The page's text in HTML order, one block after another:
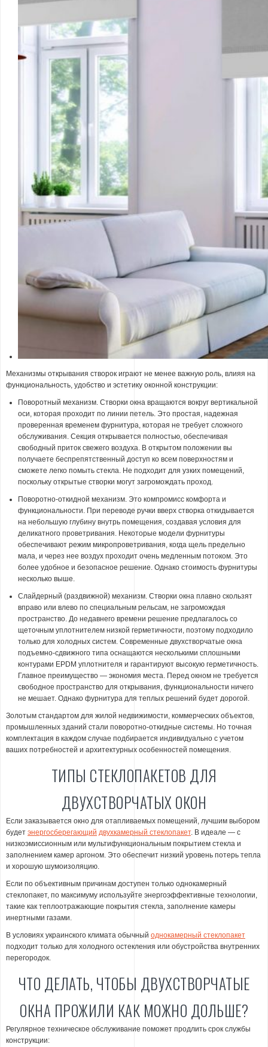
Механизмы открывания створок играют не менее важную роль, влияя на
функциональность, удобство и эстетику оконной конструкции:
Поворотный механизм. Створки окна вращаются вокруг вертикальной
оси, которая проходит по линии петель. Это простая, надежная
проверенная временем фурнитура, которая не требует сложного
обслуживания. Секция открывается полностью, обеспечивая
свободный приток свежего воздуха. В открытом положении вы
получаете беспрепятственный доступ ко всем поверхностям и
сможете легко помыть стекла. Не подходит для узких помещений,
поскольку открытые створки могут загромождать проход.
Поворотно-откидной механизм. Это компромисс комфорта и
функциональности. При переводе ручки вверх створка откидывается
на небольшую глубину внутрь помещения, создавая условия для
деликатного проветривания. Некоторые модели фурнитуры
обеспечивают режим микропроветривания, когда щель предельно
мала, и через нее воздух проходит очень медленным потоком. Это
более удобное и безопасное решение. Однако стоимость фурнитуры
несколько выше.
Слайдерный (раздвижной) механизм. Створки окна плавно скользят
вправо или влево по специальным рельсам, не загромождая
пространство. До недавнего времени решение предлагалось со
щеточным уплотнителем низкой герметичности, поэтому подходило
только для холодных систем. Современные двухстворчатые окна
подъемно-сдвижного типа оснащаются несколькими сплошными
контурами EPDM уплотнителя и гарантируют высокую герметичность.
Главное преимущество — экономия места. Перед окном не требуется
свободное пространство для открывания, функциональности ничего
не мешает. Однако фурнитура для теплых решений будет дорогой.
Золотым стандартом для жилой недвижимости, коммерческих объектов,
промышленных зданий стали поворотно-откидные системы. Но точная
комплектация в каждом случае подбирается индивидуально с учетом
ваших потребностей и архитектурных особенностей помещения.
ТИПЫ СТЕКЛОПАКЕТОВ ДЛЯ
ДВУХСТВОРЧАТЫХ ОКОН
Если заказывается окно для отапливаемых помещений, лучшим выбором
будет энергосберегающий двухкамерный стеклопакет. В идеале — с
низкоэмиссионным или мультифункциональным покрытием стекла и
заполнением камер аргоном. Это обеспечит низкий уровень потерь тепла
и хорошую шумоизоляцию.
Если по объективным причинам доступен только однокамерный
стеклопакет, по максимуму используйте энергоэффективные технологии,
такие как теплоотражающие покрытия стекла, заполнение камеры
инертными газами.
В условиях украинского климата обычный однокамерный стеклопакет
подходит только для холодного остекления или обустройства внутренних
перегородок.
ЧТО ДЕЛАТЬ, ЧТОБЫ ДВУХСТВОРЧАТЫЕ
ОКНА ПРОЖИЛИ КАК МОЖНО ДОЛЬШЕ?
Регулярное техническое обслуживание поможет продлить срок службы
конструкции: